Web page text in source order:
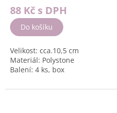
88 Kč s DPH
Do košíku
Velikost: cca.10,5 cm
Materiál: Polystone
Balení: 4 ks, box